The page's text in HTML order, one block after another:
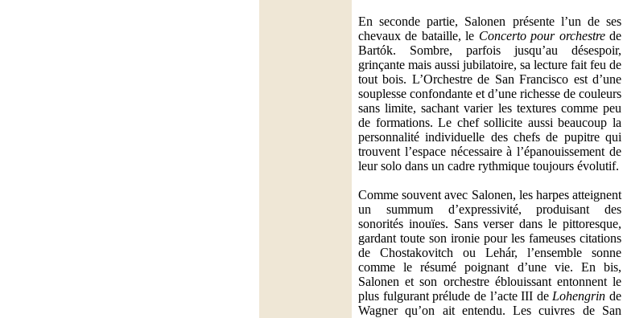
En seconde partie, Salonen présente l’un de ses
chevaux de bataille, le Concerto pour orchestrede
Bartók. Sombre, parfois jusqu’au désespoir,
grinçante mais aussi jubilatoire, sa lecture fait feu de
tout bois. L’Orchestre de San Francisco est d’une
souplesse confondante et d’une richesse de couleurs
sans limite, sachant varier les textures comme peu
de formations. Le chef sollicite aussi beaucoup la
personnalité individuelle des chefs de pupitre qui
trouvent l’espace nécessaire à l’épanouissement de
leur solo dans un cadre rythmique toujours évolutif.
Comme souvent avec Salonen, les harpes atteignent
un summum d’expressivité, produisant des
sonorités inouïes. Sans verser dans le pittoresque,
gardant toute son ironie pour les fameuses citations
de Chostakovitch ou Lehár, l’ensemble sonne
comme le résumé poignant d’une vie. En bis,
Salonen et son orchestre éblouissant entonnent le
plus fulgurant prélude de l’acte III de Lohengrin de
Wagner qu’on ait entendu. Les cuivres de San